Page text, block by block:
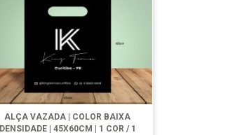
ALÇA VAZADA | COLOR BAIXA
DENSIDADE | 45X60CM | 1 COR / 1